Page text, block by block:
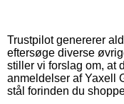
Trustpilot genererer
eftersøge diverse
stiller vi forslag om, at
anmeldelser af Yaxell
stål forinden du